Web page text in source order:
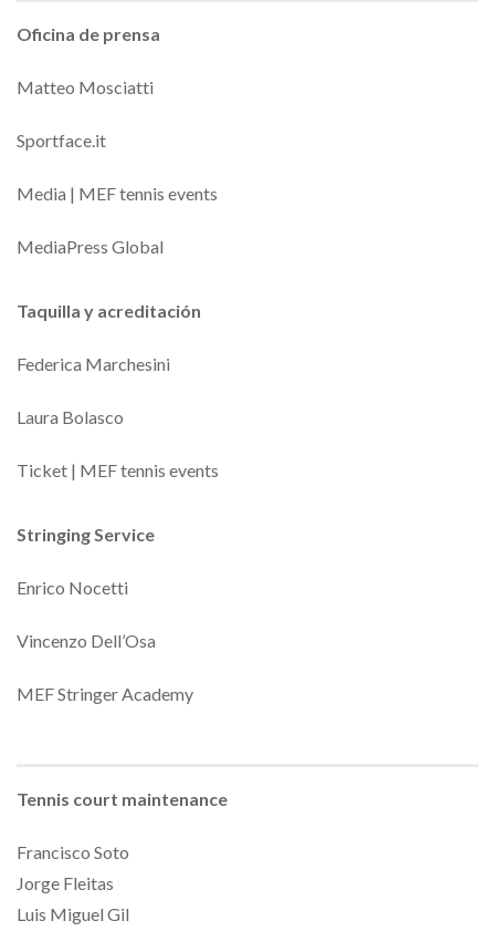
Oficina de prensa
Matteo Mosciatti
Sportface.it
Media | MEF tennis events
MediaPress Global
Taquilla y acreditación
Federica Marchesini
Laura Bolasco
Ticket | MEF tennis events
Stringing Service
Enrico Nocetti
Vincenzo Dell’Osa
MEF Stringer Academy
Tennis court maintenance
Francisco Soto
Jorge Fleitas
Luis Miguel Gil